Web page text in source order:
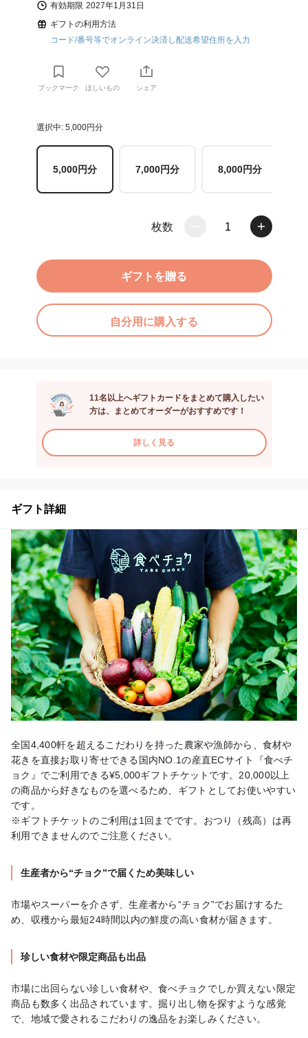
有効期限 2027年1月31日
ギフトの利用方法
コード/番号等でオンライン決済し配送希望住所を入力
ブックマーク ほしいもの シェア
選択中: 5,000円分
5,000円分 7,000円分 8,000円分
枚数 1
ギフトを贈る
自分用に購入する
11名以上へギフトカードをまとめて購入したい
方は、まとめてオーダーがおすすめです！
詳しく見る
ギフト詳細
全国4,400軒を超えるこだわりを持った農家や漁師から、食材や
花きを直接お取り寄せできる国内NO.1の産直ECサイト『食べチ
ョク』でご利用できる¥5,000ギフトチケットです。20,000以上
の商品から好きなものを選べるため、ギフトとしてお使いやすい
です。
※ギフトチケットのご利用は1回までです。おつり（残高）は再
利用できませんのでご注意ください。
生産者から“チョク”で届くため美味しい
市場やスーパーを介さず、生産者から“チョク”でお届けするた
め、収穫から最短24時間以内の鮮度の高い食材が届きます。
珍しい食材や限定商品も出品
市場に出回らない珍しい食材や、食べチョクでしか買えない限定
商品も数多く出品されています。掘り出し物を探すような感覚
で、地域で愛されるこだわりの逸品をお楽しみください。